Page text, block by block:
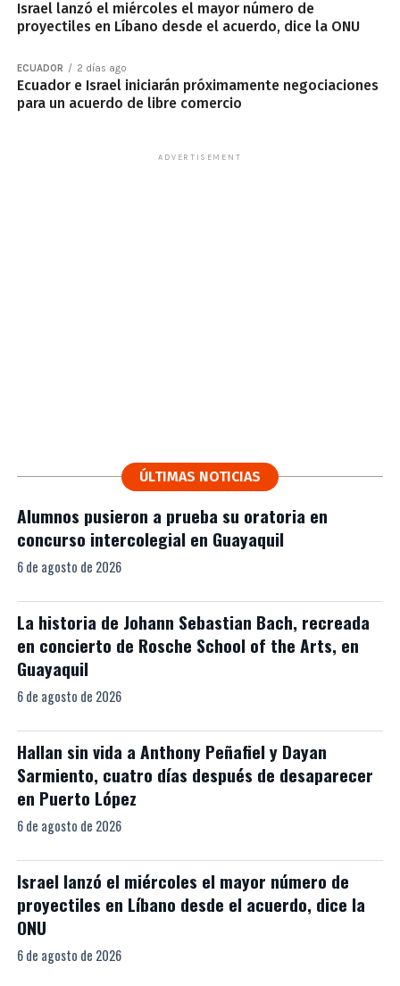
Israel lanzó el miércoles el mayor número de
proyectiles en Líbano desde el acuerdo, dice la ONU
ECUADOR 2 días ago
Ecuador e Israel iniciarán próximamente negociaciones
para un acuerdo de libre comercio
ADVERTISEMENT
ÚLTIMAS NOTICIAS
Alumnos pusieron a prueba su oratoria en
concurso intercolegial en Guayaquil
6 de agosto de 2026
La historia de Johann Sebastian Bach, recreada
en concierto de Rosche School of the Arts, en
Guayaquil
6 de agosto de 2026
Hallan sin vida a Anthony Peñafiel y Dayan
Sarmiento, cuatro días después de desaparecer
en Puerto López
6 de agosto de 2026
Israel lanzó el miércoles el mayor número de
proyectiles en Líbano desde el acuerdo, dice la
ONU
6 de agosto de 2026